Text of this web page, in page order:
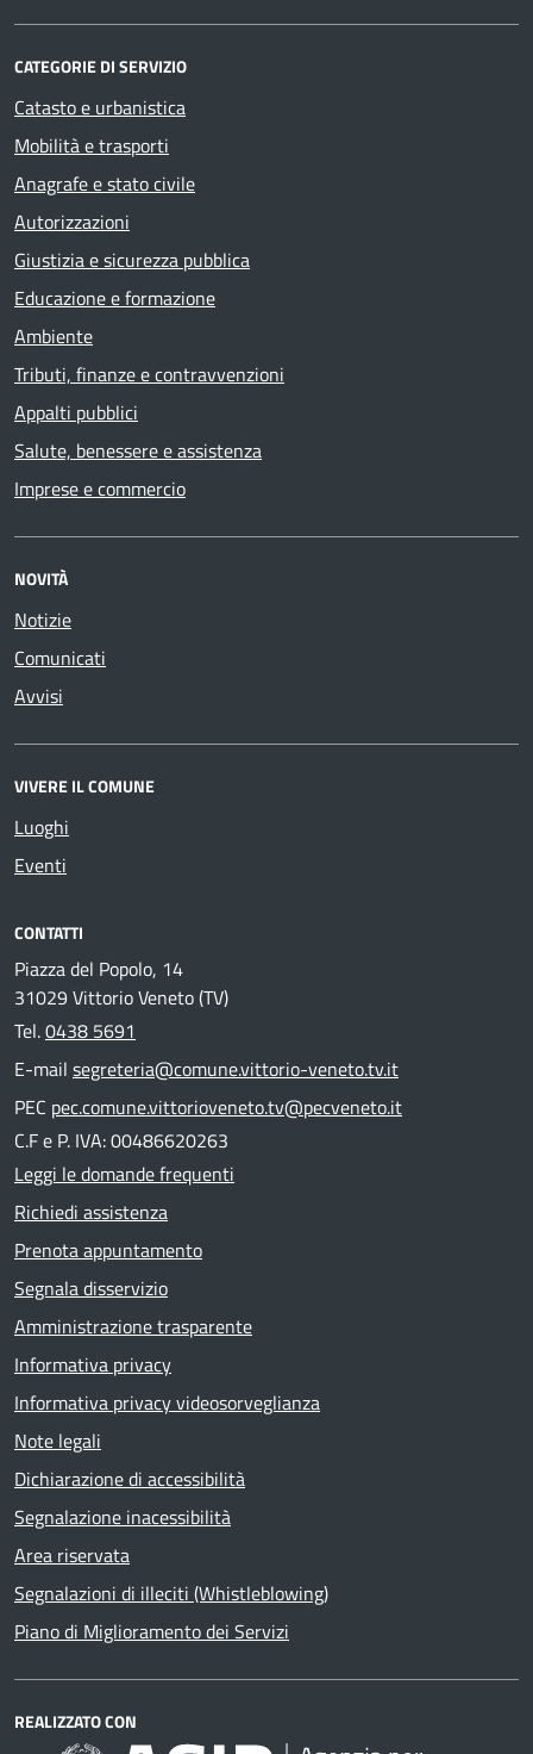
CATEGORIE DI SERVIZIO
Catasto e urbanistica
Mobilità e trasporti
Anagrafe e stato civile
Autorizzazioni
Giustizia e sicurezza pubblica
Educazione e formazione
Ambiente
Tributi, finanze e contravvenzioni
Appalti pubblici
Salute, benessere e assistenza
Imprese e commercio
NOVITÀ
Notizie
Comunicati
Avvisi
VIVERE IL COMUNE
Luoghi
Eventi
CONTATTI
Piazza del Popolo, 14
31029 Vittorio Veneto (TV)
Tel.0438 5691
E-mail segreteria@comune.vittorio-veneto.tv.it
PEC pec.comune.vittorioveneto.tv@pecveneto.it
C.F e P. IVA: 00486620263
Leggi le domande frequenti
Richiedi assistenza
Prenota appuntamento
Segnala disservizio
Amministrazione trasparente
Informativa privacy
Informativa privacy videosorveglianza
Note legali
Dichiarazione di accessibilità
Segnalazione inacessibilità
Area riservata
Segnalazioni di illeciti (Whistleblowing)
Piano di Miglioramento dei Servizi
REALIZZATO CON